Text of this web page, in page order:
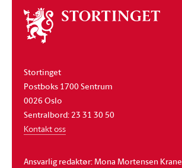
Om
stortinget
Stortinget
Postboks 1700 Sentrum
0026 Oslo
Sentralbord: 23 31 30 50
Kontakt oss
Ansvarlig redaktør: Mona Mortensen Krane